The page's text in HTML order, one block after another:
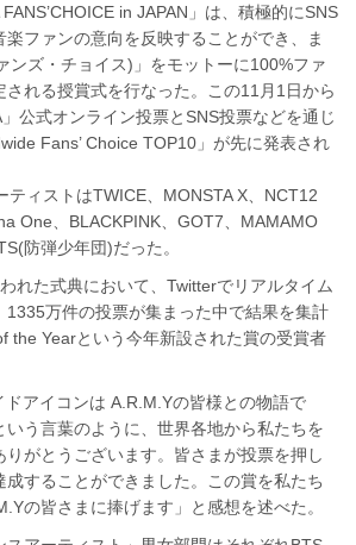
in JAPAN」は、積極的にSNS
ファンの意向を反映することができ、ま
ンズ・チョイス)」をモットーに100%ファ
される授賞式を行なった。この11月1日から
公式オンライン投票とSNS投票などを通じ
Fans’ Choice TOP10」が先に発表され
ティストはTWICE、MONSTA X、NCT12
One、BLACKPINK、GOT7、MAMAMO
防弾少年団)だった。
れた式典において、Twitterでリアルタイム
1335万件の投票が集まった中で結果を集計
the Yearという今年新設された賞の受賞者
ドアイコンは A.R.M.Yの皆様との物語で
う言葉のように、世界各地から私たちを
りがとうございます。皆さまが投票を押し
成することができました。この賞を私たち
の皆さまに捧げます」と感想を述べた。